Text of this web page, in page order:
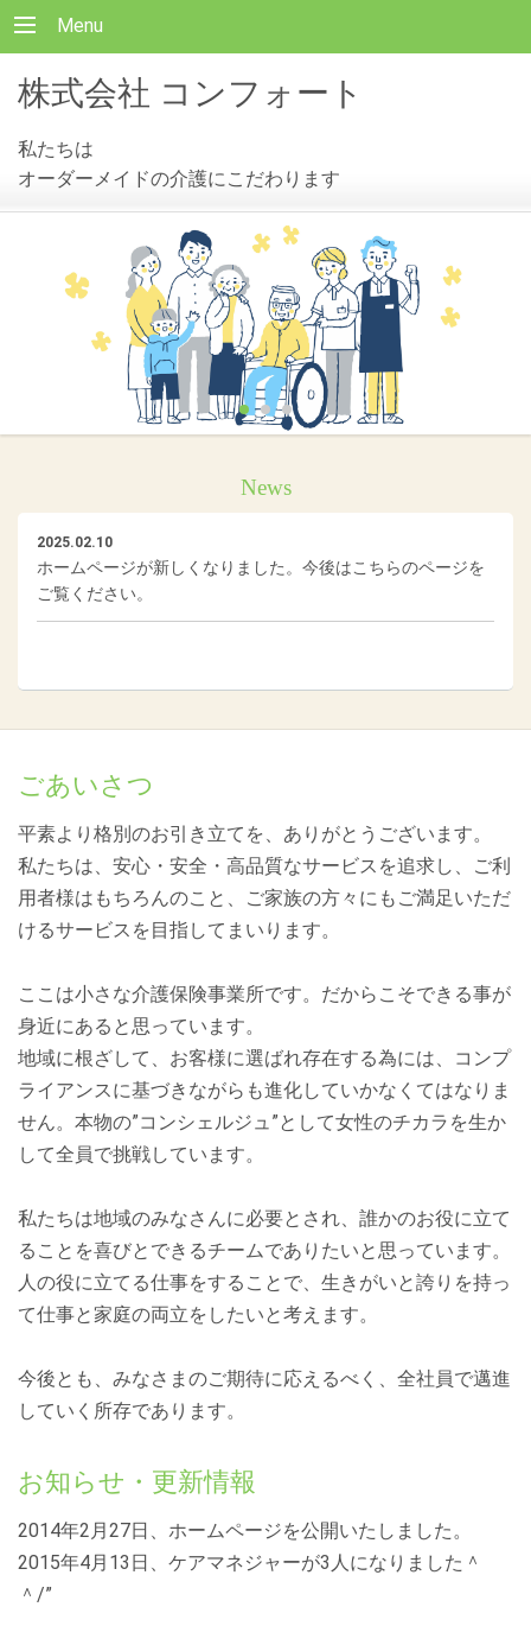
Menu
株式会社 コンフォート
私たちは
オーダーメイドの介護にこだわります
News
2025.02.10
ホームページが新しくなりました。今後はこちらのページを
ご覧ください。
ごあいさつ
平素より格別のお引き立てを、ありがとうございます。
私たちは、安心・安全・高品質なサービスを追求し、ご利
用者様はもちろんのこと、ご家族の方々にもご満足いただ
けるサービスを目指してまいります。
ここは小さな介護保険事業所です。だからこそできる事が
身近にあると思っています。
地域に根ざして、お客様に選ばれ存在する為には、コンプ
ライアンスに基づきながらも進化していかなくてはなりま
せん。本物の”コンシェルジュ”として女性のチカラを生か
して全員で挑戦しています。
私たちは地域のみなさんに必要とされ、誰かのお役に立て
ることを喜びとできるチームでありたいと思っています。
人の役に立てる仕事をすることで、生きがいと誇りを持っ
て仕事と家庭の両立をしたいと考えます。
今後とも、みなさまのご期待に応えるべく、全社員で邁進
していく所存であります。
お知らせ・更新情報
2014年2月27日、ホームページを公開いたしました。
2015年4月13日、ケアマネジャーが3人になりました＾
＾/”